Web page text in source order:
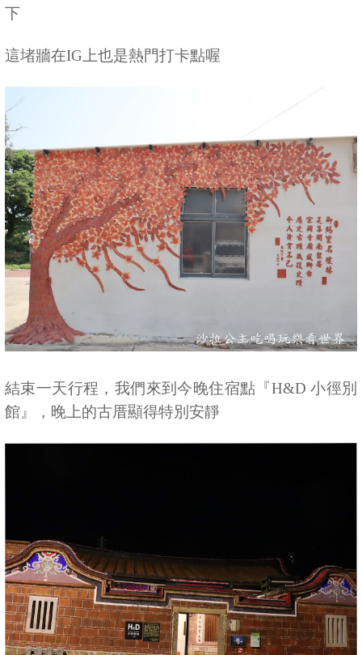
下
這堵牆在IG上也是熱門打卡點喔
結束一天行程，我們來到今晚住宿點『H&D 小徑別
館』，晚上的古厝顯得特別安靜